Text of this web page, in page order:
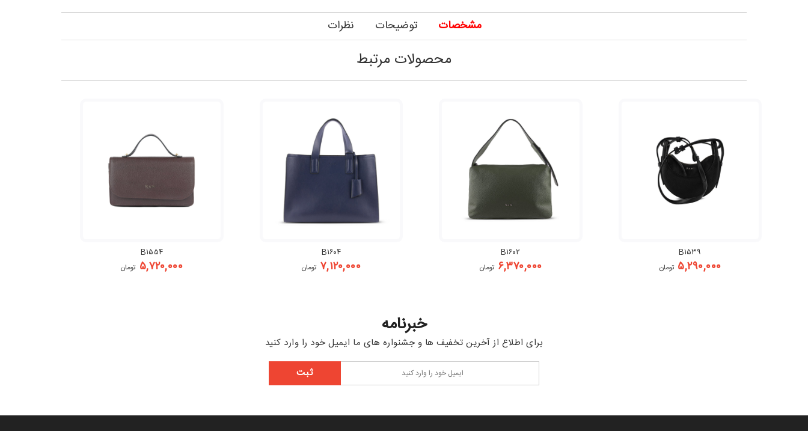
مشخصات توضیحات نظرات
محصولات مرتبط
B۱۵۳۹
۵,۲۹۰,۰۰۰ تومان
B۱۶۰۲
۶,۳۷۰,۰۰۰ تومان
B۱۶۰۴
۷,۱۲۰,۰۰۰ تومان
B۱۵۵۴
۵,۷۲۰,۰۰۰ تومان
خبرنامه
برای اطلاع از آخرین تخفیف ها و جشنواره های ما ایمیل خود را وارد کنید